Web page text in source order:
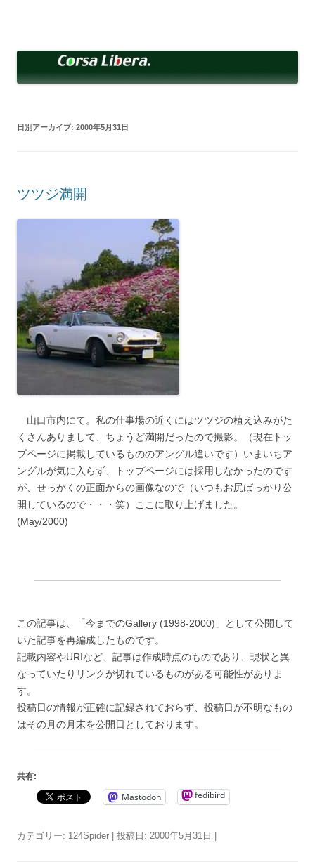
へ
ッ
日別アーカイブ: 2000年5月31日
ツツジ満開
山口市内にて。私の仕事場の近くにはツツジの植え込みがた
くさんありまして、ちょうど満開だったので撮影。（現在トッ
プページに掲載しているもののアングル違いです）いまいちア
ングルが気に入らず、トップページには採用しなかったのです
が、せっかくの正面からの画像なので（いつもお尻ばっかり公
開しているので・・・笑）ここに取り上げました。
(May/2000)
この記事は、「今までのGallery (1998-2000)」として公開して
いた記事を再編成したものです。
記載内容やURIなど、記事は作成時点のものであり、現状と異
なっていたりリンクが切れているものがある可能性がありま
す。
投稿日の情報が正確に記録されておらず、投稿日が不明なもの
はその月の月末を公開日としております。
共有:
Mastodon fedibird
カテゴリー: 124Spider | 投稿日: 2000年5月31日 |